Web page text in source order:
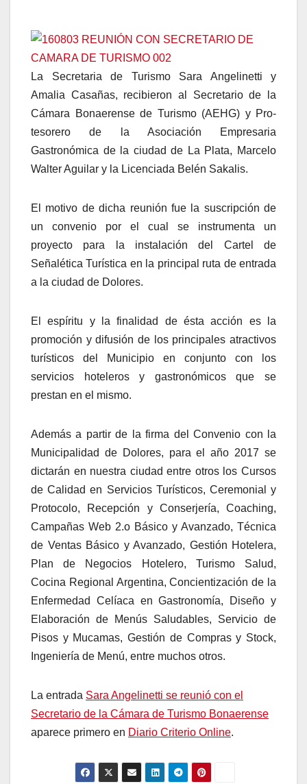
La Secretaria de Turismo Sara Angelinetti y
Amalia Casañas, recibieron al Secretario de la
Cámara Bonaerense de Turismo (AEHG) y Pro-
tesorero de la Asociación Empresaria
Gastronómica de la ciudad de La Plata, Marcelo
Walter Aguilar y la Licenciada Belén Sakalis.
El motivo de dicha reunión fue la suscripción de
un convenio por el cual se instrumenta un
proyecto para la instalación del Cartel de
Señalética Turística en la principal ruta de entrada
a la ciudad de Dolores.
El espíritu y la finalidad de ésta acción es la
promoción y difusión de los principales atractivos
turísticos del Municipio en conjunto con los
servicios hoteleros y gastronómicos que se
prestan en el mismo.
Además a partir de la firma del Convenio con la
Municipalidad de Dolores, para el año 2017 se
dictarán en nuestra ciudad entre otros los Cursos
de Calidad en Servicios Turísticos, Ceremonial y
Protocolo, Recepción y Conserjería, Coaching,
Campañas Web 2.o Básico y Avanzado, Técnica
de Ventas Básico y Avanzado, Gestión Hotelera,
Plan de Negocios Hotelero, Turismo Salud,
Cocina Regional Argentina, Concientización de la
Enfermedad Celíaca en Gastronomía, Diseño y
Elaboración de Menús Saludables, Servicio de
Pisos y Mucamas, Gestión de Compras y Stock,
Ingeniería de Menú, entre muchos otros.
La entrada Sara Angelinetti se reunió con el
Secretario de la Cámara de Turismo Bonaerense
aparece primero en Diario Criterio Online.